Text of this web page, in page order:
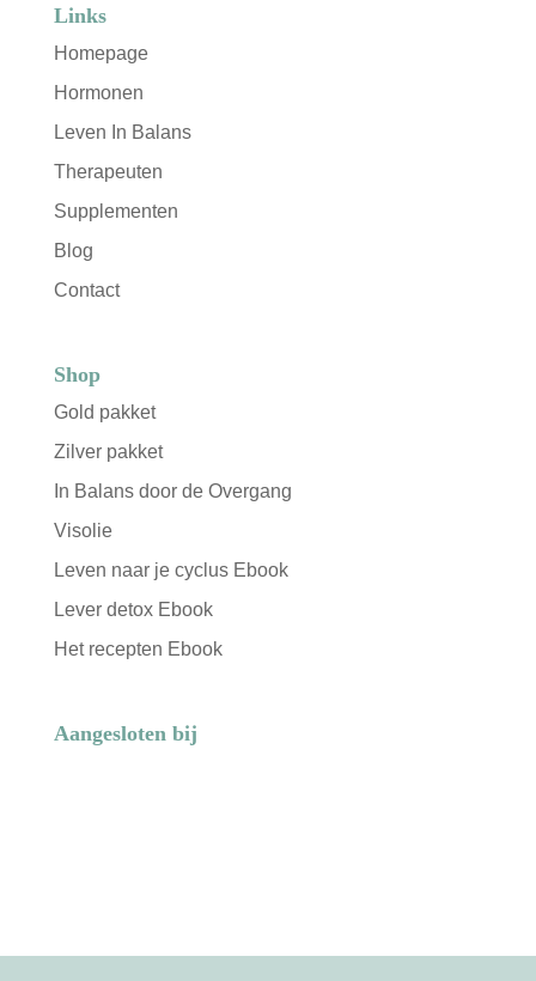
Links
Homepage
Hormonen
Leven In Balans
Therapeuten
Supplementen
Blog
Contact
Shop
Gold pakket
Zilver pakket
In Balans door de Overgang
Visolie
Leven naar je cyclus Ebook
Lever detox Ebook
Het recepten Ebook
Aangesloten bij